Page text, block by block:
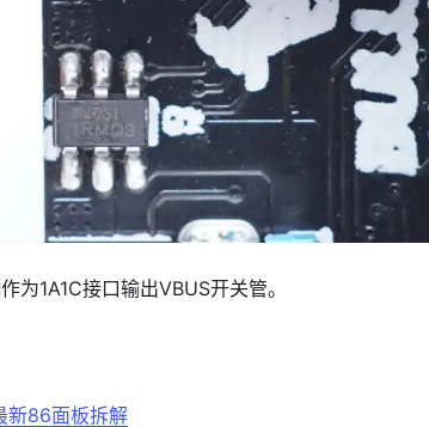
1A1C接口输出VBUS开关管。
新86面板拆解